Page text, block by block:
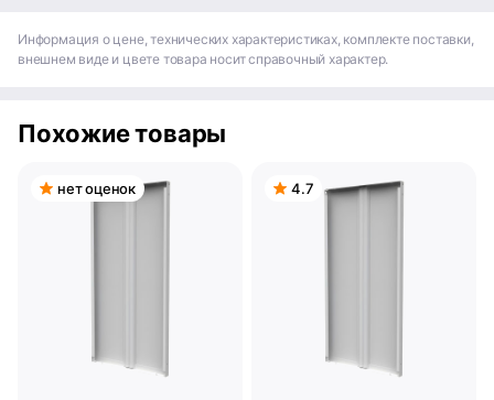
Информация о цене, технических характеристиках, комплекте поставки,
внешнем виде и цвете товара носит справочный характер.
Похожие товары
нет оценок 4.7